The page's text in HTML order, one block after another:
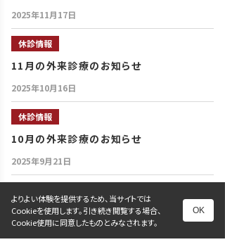
2025年11月17日
休診情報
11月の外来診療のお知らせ
2025年10月16日
休診情報
10月の外来診療のお知らせ
2025年9月21日
9月30日～10月4日まで院長外来は休診に
なります
よりよい体験を提供するため、当サイトでは
Cookieを使用します。引き続き閲覧する場合、
Cookie使用に同意したものとみなされます。
OK